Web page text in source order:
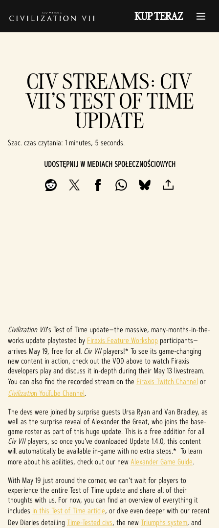
KUP TERAZ
CIV STREAMS: CIV
VII'S TEST OF TIME
UPDATE
Szac. czas czytania 1 minutes, 5 seconds
UDOSTĘPNIJ W MEDIACH SPOŁECZNOŚCIOWYCH
A
c
c
e
p
t
&
P
l
a
y
Civilization VII's Test of Time update—the massive, many-months-in-the-
works update playtested by Firaxis Feature Workshop participants—
arrives May 19, free for all Civ VIIplayers!* To see its game-changing
new content in action, check out the VOD above to watch Firaxis
developers play and discuss it in-depth during their May 13 livestream.
You can also find the recorded stream on the Firaxis Twitch Channelor
Civilization YouTube Channel.
The devs were joined by surprise guests Ursa Ryan and Van Bradley, as
well as the surprise reveal of Alexander the Great, who joins the base-
game roster as part of this huge update. This is a free addition for all
Civ VIIplayers, so once you've downloaded Update 1.4.0, this content
will automatically be available in-game with no extra steps.* To learn
more about his abilities, check out our newAlexander Game Guide.
With May 19 just around the corner, we can't wait for players to
experience the entire Test of Time update and share all of their
thoughts with us. For now, you can find an overview of everything it
includes in this Test of Time article, or dive even deeper with our recent
Dev Diaries detailing Time-Tested civs, the new Triumphs system, and